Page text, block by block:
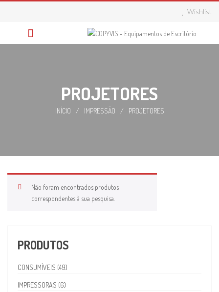
Wishlist
PROJETORES
INÍCIO / IMPRESSÃO / PROJETORES
Não foram encontrados produtos
correspondentes à sua pesquisa.
PRODUTOS
CONSUMÍVEIS (49)
IMPRESSORAS (6)